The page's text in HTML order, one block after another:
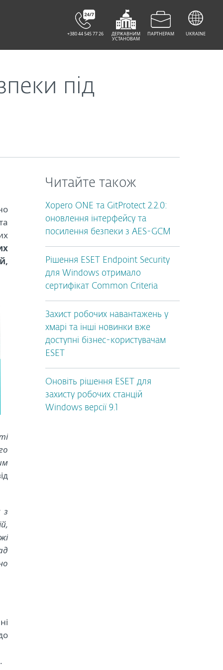
під
з
Читайте також
Xopero ONE та GitProtect 2.2.0:
оновлення інтерфейсу та
посилення безпеки з AES-GCM
Рішення ESET Endpoint Security
для Windows отримало
сертифікат Common Criteria
Захист робочих навантажень у
хмарі та інші новинки вже
доступні бізнес-користувачам
ESET
Оновіть рішення ESET для
захисту робочих станцій
Windows версії 9.1
+380 44 545 77 26 ДЕРЖАВНИМ
УСТАНОВАМ
ПАРТНЕРАМ UKRAINE